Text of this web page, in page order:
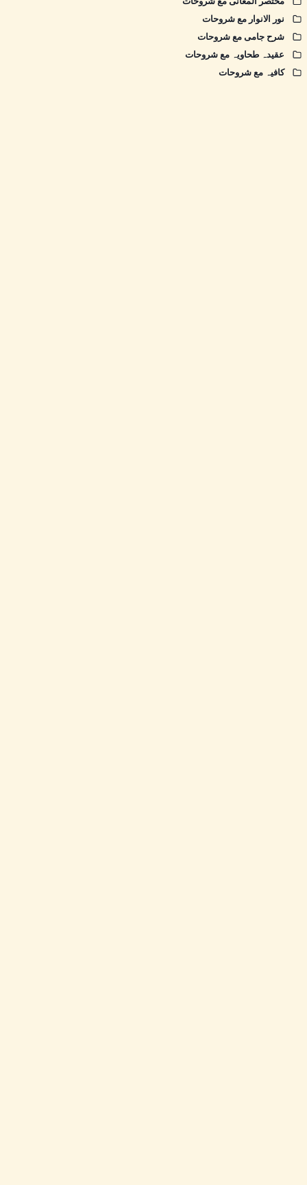
نور الانوار مع شروحات
شرح جامی مع شروحات
عقیدہ طحاویہ مع شروحات
کافیہ مع شروحات